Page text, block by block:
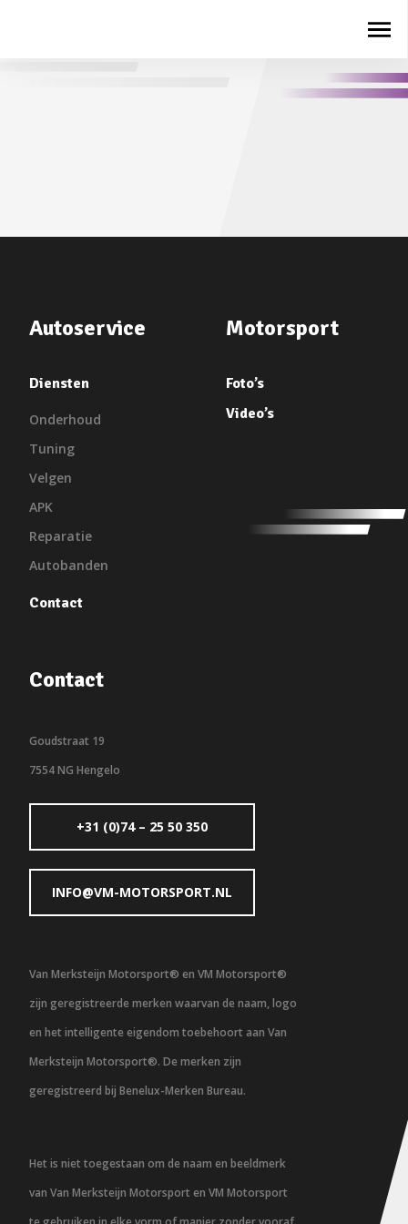
Autoservice
Diensten
Onderhoud
Tuning
Velgen
APK
Reparatie
Autobanden
Contact
Motorsport
Foto’s
Video’s
Contact
Goudstraat 19
7554 NG Hengelo
+31 (0)74 – 25 50 350
INFO@VM-MOTORSPORT.NL
Van Merksteijn Motorsport® en VM Motorsport®
zijn geregistreerde merken waarvan de naam, logo
en het intelligente eigendom toebehoort aan Van
Merksteijn Motorsport®. De merken zijn
geregistreerd bij Benelux-Merken Bureau.
Het is niet toegestaan om de naam en beeldmerk
van Van Merksteijn Motorsport en VM Motorsport